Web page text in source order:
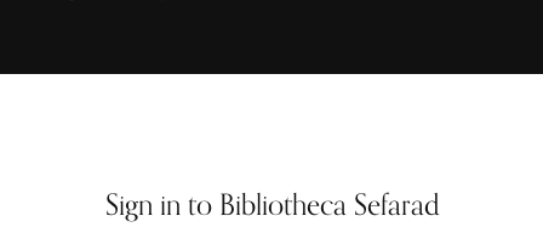
Sign in to Bibliotheca Sefarad